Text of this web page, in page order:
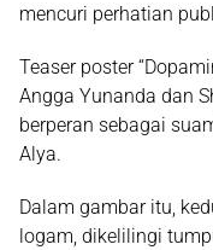
mencuri perhatian
Teaser poster
Angga Yunanda dan
berperan sebagai
Alya.
Dalam gambar itu,
logam, dikelilingi